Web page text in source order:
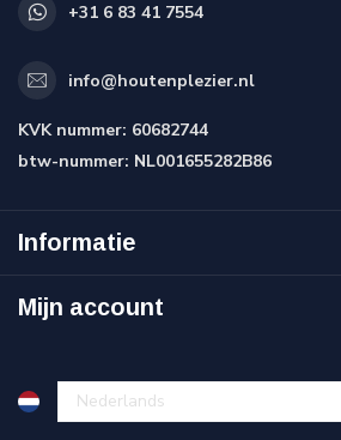
+31 6 83 41 7554
info@houtenplezier.nl
KVK nummer: 60682744
btw-nummer: NL001655282B86
Informatie
Mijn account